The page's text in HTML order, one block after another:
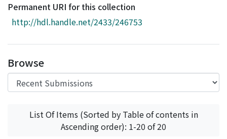
Download Ranking
Access Statistics
Permanent URI for this collection
http://hdl.handle.net/2433/246753
Browse
List Of Items (Sorted by Table of contents in
Ascending order): 1-20 of 20